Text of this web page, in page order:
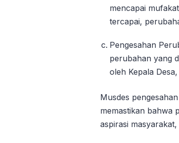
mencapai
tercapai,
Pengesahan
perubahan yang
oleh Kepala
Musdes
memastikan bahwa
aspirasi